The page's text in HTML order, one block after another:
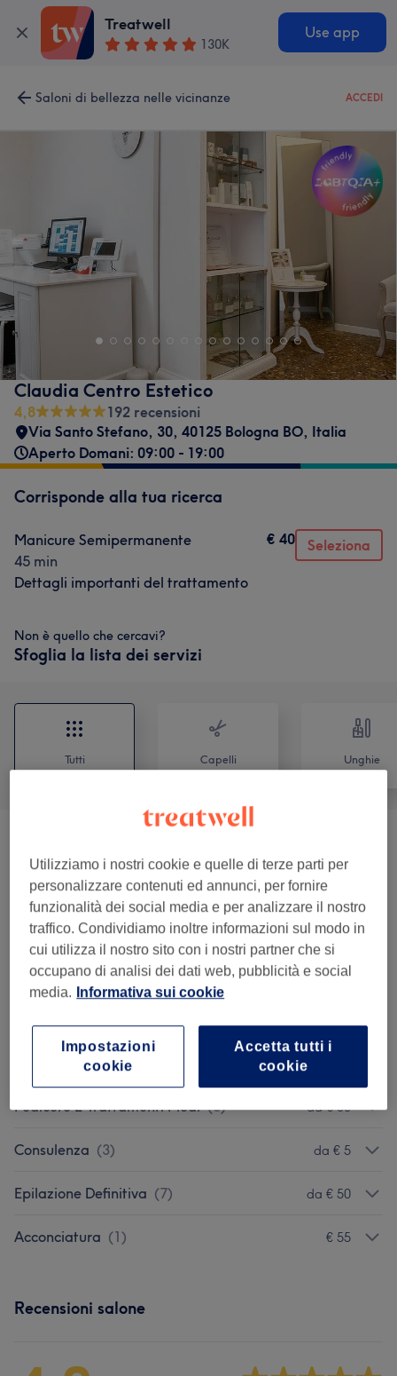
Treatwell
130K
Use app
Saloni di bellezza nelle vicinanze ACCEDI
Claudia Centro Estetico
4,8
192 recensioni
Via Santo Stefano, 30, 40125 Bologna BO, Italia
Aperto Domani: 09:00 - 19:00
Corrisponde alla tua ricerca
Manicure Semipermanente
45 min
Dettagli importanti del trattamento
€ 40 Seleziona
Non è quello che cercavi?
Sfoglia la lista dei servizi
Tutti Capelli Unghie
Epilazione (39) da € 8
Trattamenti Corpo (18) da € 1
Definizione E Design Sopracciglia (5) da € 12
Manicure E Trattamenti Mani
Pedicure E Trattamenti Piedi (5) da € 50
Consulenza (3) da € 5
Epilazione Definitiva (7) da € 50
Acconciatura (1) € 55
Recensioni salone
Utilizziamo i nostri cookie e quelle di terze parti per
personalizzare contenuti ed annunci, per fornire
funzionalità dei social media e per analizzare il nostro
traffico. Condividiamo inoltre informazioni sul modo in
cui utilizza il nostro sito con i nostri partner che si
occupano di analisi dei dati web, pubblicità e social
media. Informativa sui cookie
Accetta tutti i
cookie
Impostazioni
cookie